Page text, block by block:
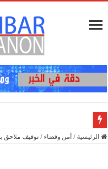
الرئيسية / أمن وقضاء / توقيف ملاحق